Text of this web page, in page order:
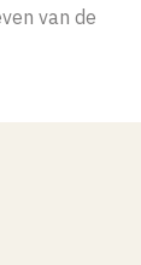
van de